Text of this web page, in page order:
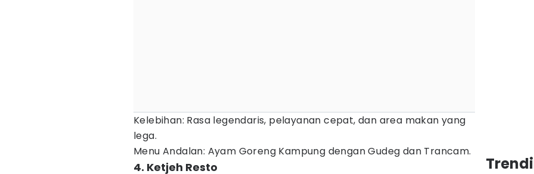
Kelebihan: Rasa legendaris, pelayanan cepat, dan area makan yang
lega.
Menu Andalan: Ayam Goreng Kampung dengan Gudeg dan Trancam.
4. Ketjeh Resto